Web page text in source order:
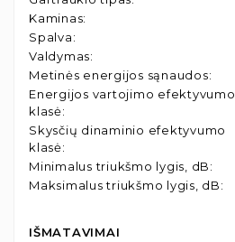
Kaminas:
Spalva:
Valdymas:
Metinės energijos sąnaudos:
Energijos vartojimo efektyvumo
klasė:
Skysčių dinaminio efektyvumo
klasė:
Minimalus triukšmo lygis, dB:
Maksimalus triukšmo lygis, dB:
IŠMATAVIMAI